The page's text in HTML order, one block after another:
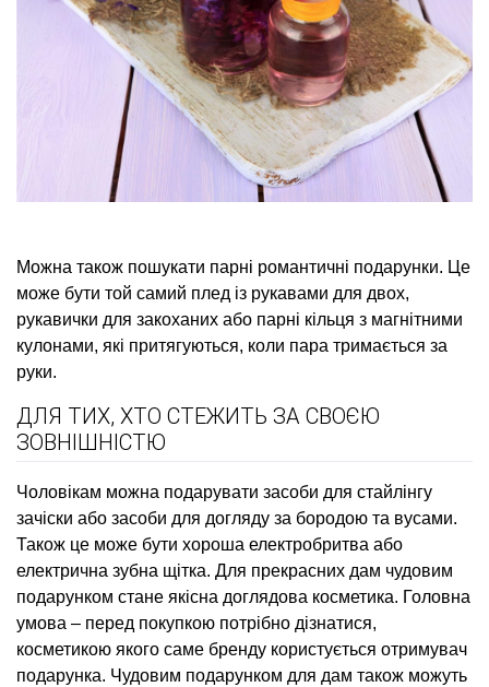
Можна також пошукати парні романтичні подарунки. Це
може бути той самий плед із рукавами для двох,
рукавички для закоханих або парні кільця з магнітними
кулонами, які притягуються, коли пара тримається за
руки.
ДЛЯ ТИХ, ХТО СТЕЖИТЬ ЗА СВОЄЮ
ЗОВНІШНІСТЮ
Чоловікам можна подарувати засоби для стайлінгу
зачіски або засоби для догляду за бородою та вусами.
Також це може бути хороша електробритва або
електрична зубна щітка. Для прекрасних дам чудовим
подарунком стане якісна доглядова косметика. Головна
умова – перед покупкою потрібно дізнатися,
косметикою якого саме бренду користується отримувач
подарунка. Чудовим подарунком для дам також можуть